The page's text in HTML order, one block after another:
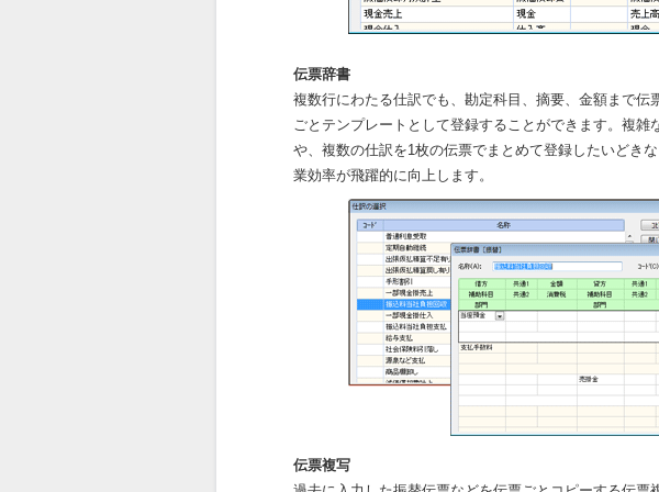
伝票辞書
複数行にわたる仕訳でも、勘定科目、摘要、金額まで伝
ごとテンプレートとして登録することができます。複雑
や、複数の仕訳を1枚の伝票でまとめて登録したいどき
業効率が飛躍的に向上します。
伝票複写